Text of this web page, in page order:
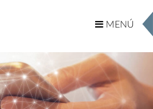
MENÚ
MENÚ